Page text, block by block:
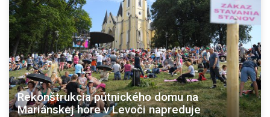
Rekonštrukcia pútnického domu na
Mariánskej hore v Levoči napreduje